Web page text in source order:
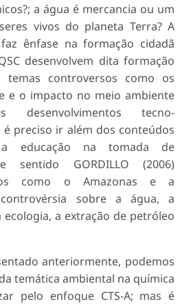
a água é mercancia ou um
vivos do planeta Terra?A
faz ênfase na formação cidadã
desenvolvem dita formação
temas controversos como os
e o impacto no meio ambiente
desenvolvimentos tecno-
preciso ir além dos conteúdos
educação na tomada de
sentido GORDILLO (2006)
como o Amazonas e a
sobre a água, a
ecologia, a extração de petróleo
anteriormente, podemos
temática ambiental na química
pelo enfoque CTS-A; mas é